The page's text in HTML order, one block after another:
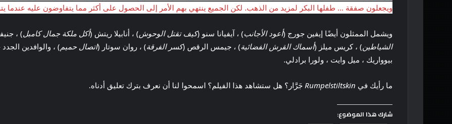
ويجعلون صفقة … طفلها البكر لمزيد من الذهب. لكن الجميع ينتهي بهم الأمر إلى الحصول على أكثر مما يتفاوضون عليه عندما
ويشمل الممثلون أيضًا إيفين جورج (أعود الأجانب) ، آيفيانا سنو (كيف تقتل الوحوش) ، أنابيلا ريتش (أكل ملكة جمال كامبل) ،
الشياطين) ، كريس ميلز (أسماك القرش الفضائية) ، جيمس الرقص (كسر الفرقة) ، روان سوتار (اتصال حميم) ، والوافدين
بيوواريك ، ميل وايت ، ولورا برادلي.
ما رأيك في Rumpelstiltskin جَرَّار؟ هل ستشاهد هذا الفيلم؟ اسمحوا لنا أن نعرف بترك تعليق أدناه.
شارك هذا الموضوع: